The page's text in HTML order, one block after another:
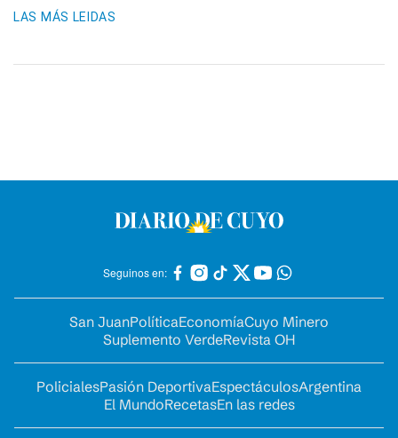
LAS MÁS LEIDAS
Seguinos en:
San JuanPolíticaEconomíaCuyo Minero
Suplemento VerdeRevista OH
PolicialesPasión DeportivaEspectáculosArgentina
El MundoRecetasEn las redes